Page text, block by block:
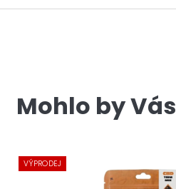
Mohlo by
VÝPRODEJ